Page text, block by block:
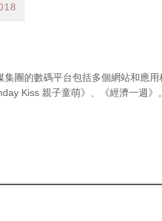
集團的數碼平台包括多個網站和應用
Kiss 親子童萌》
《經濟一週》 。